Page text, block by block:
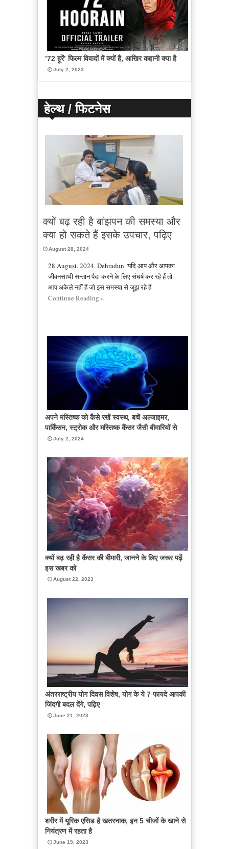
’72 हूरें’ फिल्म विवादों में क्यों है, आखिर कहानी क्या है
July 2, 2023
हेल्थ / फिटनेस
क्यों बढ़ रही है बांझपन की समस्या और
क्या हो सकते हैं इसके उपचार, पढ़िए
August 28, 2024
28 August. 2024. Dehradun. यदि आप और आपका
जीवनसाथी सन्तान पैदा करने के लिए संघर्ष कर रहे हैं तो
आप अकेले नहीं हैं जो इस समस्या से जूझ रहे हैं
Continue Reading »
अपने मस्तिष्क को कैसे रखें स्वस्थ, बचें अल्जाइमर,
पार्किंसन, स्ट्रोक और मस्तिष्क कैंसर जैसी बीमारियों से
July 2, 2024
क्यों बढ़ रही है कैंसर की बीमारी, जानने के लिए जरूर पढ़ें
इस खबर को
August 22, 2023
अंतरराष्ट्रीय योग दिवस विशेष, योग के ये 7 फायदे आपकी
जिंदगी बदल देंगे, पढ़िए
June 21, 2023
शरीर में यूरिक एसिड है खतरनाक, इन 5 चीजों के खाने से
नियंत्रण में रहता है
June 19, 2023